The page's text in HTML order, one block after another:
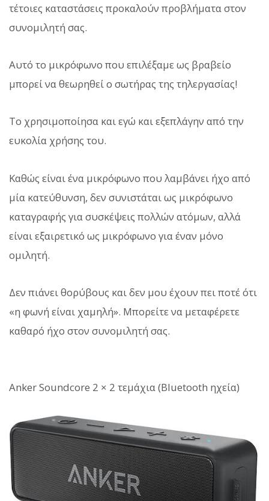
τέτοιες καταστάσεις προκαλούν προβλήματα στον
συνομιλητή σας.
Αυτό το μικρόφωνο που επιλέξαμε ως βραβείο
μπορεί να θεωρηθεί ο σωτήρας της τηλεργασίας!
Το χρησιμοποίησα και εγώ και εξεπλάγην από την
ευκολία χρήσης του.
Καθώς είναι ένα μικρόφωνο που λαμβάνει ήχο από
μία κατεύθυνση, δεν συνιστάται ως μικρόφωνο
καταγραφής για συσκέψεις πολλών ατόμων, αλλά
είναι εξαιρετικό ως μικρόφωνο για έναν μόνο
ομιλητή.
Δεν πιάνει θορύβους και δεν μου έχουν πει ποτέ ότι
«η φωνή είναι χαμηλή». Μπορείτε να μεταφέρετε
καθαρό ήχο στον συνομιλητή σας.
Anker Soundcore 2 × 2 τεμάχια (Bluetooth ηχεία)